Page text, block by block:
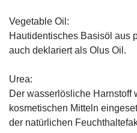
Vegetable Oil:
Hautidentisches Basisöl aus
auch deklariert als Olus Oil.
Urea:
Der wasserlösliche Harnstoff
kosmetischen Mitteln
der natürlichen